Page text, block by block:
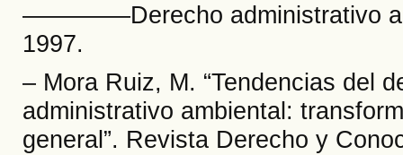
––––––––Derecho administrativo
1997.
– Mora Ruiz, M. “Tendencias del
administrativo ambiental:
general”. Revista Derecho y